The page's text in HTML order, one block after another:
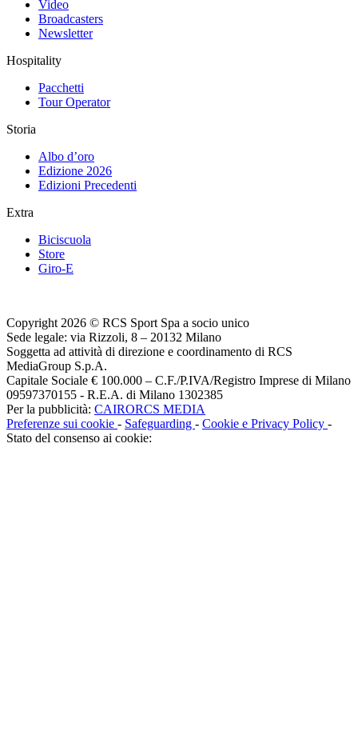
Video
Broadcasters
Newsletter
Hospitality
Pacchetti
Tour Operator
Storia
Albo d’oro
Edizione 2026
Edizioni Precedenti
Extra
Biciscuola
Store
Giro-E
Copyright 2026 © RCS Sport Spa a socio unico
Sede legale: via Rizzoli, 8 – 20132 Milano
Soggetta ad attività di direzione e coordinamento di RCS
MediaGroup S.p.A.
Capitale Sociale € 100.000 – C.F./P.IVA/Registro Imprese di Milano
09597370155 - R.E.A. di Milano 1302385
Per la pubblicità: CAIRORCS MEDIA
Preferenze sui cookie - Safeguarding - Cookie e Privacy Policy -
Stato del consenso ai cookie: